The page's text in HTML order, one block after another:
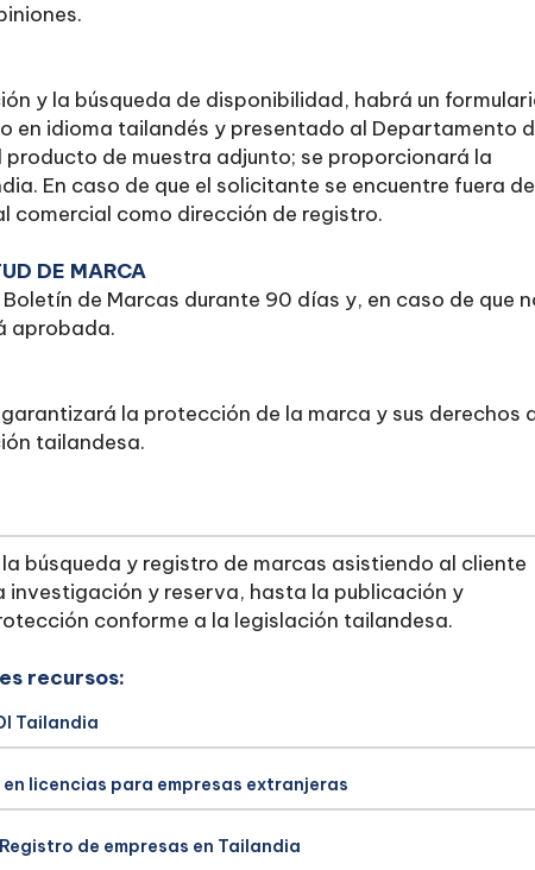
y la búsqueda de disponibilidad, habrá un
en idioma tailandés y presentado al Departamento
de muestra adjunto; se proporcionará la
En caso de que el solicitante se encuentre fuera
comercial como dirección de registro.
DE MARCA
de Marcas durante 90 días y, en caso de que
aprobada.
la protección de la marca y sus derechos
tailandesa.
búsqueda y registro de marcas asistiendo al cliente
investigación y reserva, hasta la publicación y
conforme a la legislación tailandesa.
recursos:
Tailandia
licencias para empresas extranjeras
de empresas en Tailandia